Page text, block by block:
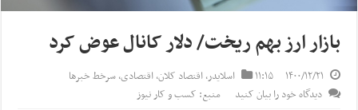
بازار ارز بهم ریخت/ دلار کانال عوض کرد
۱۴۰۰/۱۲/۲۱ ۱۱:۱۵ اسلایدر,اقتصاد کلان,اقتصادی,سرخط خبرها
دیدگاه خود را بیان کنید
منبع: کسب و کار نیوز